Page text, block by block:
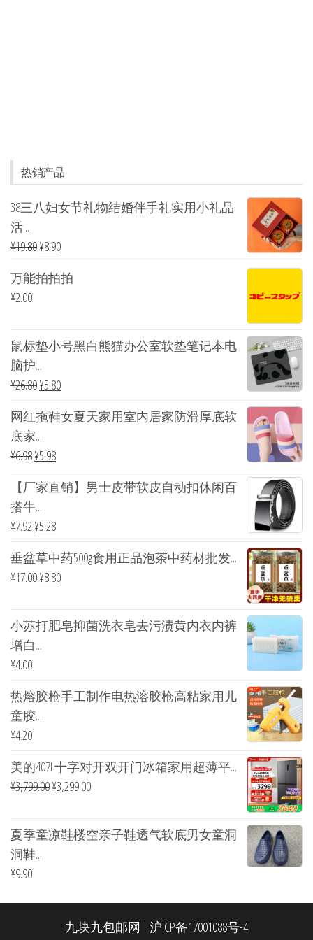
热销产品
38三八妇女节礼物结婚伴手礼实用小礼品
活...
¥19.80¥8.90
万能拍拍拍
¥2.00
鼠标垫小号黑白熊猫办公室软垫笔记本电
脑护...
¥26.80¥5.80
网红拖鞋女夏天家用室内居家防滑厚底软
底家...
¥6.98¥5.98
【厂家直销】男士皮带软皮自动扣休闲百
搭牛...
¥7.92¥5.28
垂盆草中药500g食用正品泡茶中药材批发...
¥17.00¥8.80
小苏打肥皂抑菌洗衣皂去污渍黄内衣内裤
增白...
¥4.00
热熔胶枪手工制作电热溶胶枪高粘家用儿
童胶...
¥4.20
美的407L十字对开双开门冰箱家用超薄平...
¥3,799.00¥3,299.00
夏季童凉鞋楼空亲子鞋透气软底男女童洞
洞鞋...
¥9.90
九块九包邮网 | 沪ICP备17001088号-4